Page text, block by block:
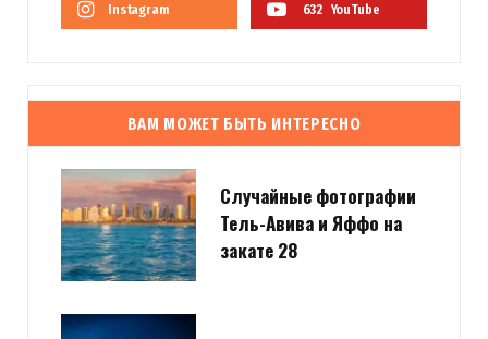
Instagram 632 YouTube
ВАМ МОЖЕТ БЫТЬ ИНТЕРЕСНО
Случайные фотографии
Тель-Авива и Яффо на
закате 28